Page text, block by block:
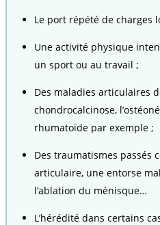
Le port répété de charges
Une activité physique
un sport ou au travail ;
Des maladies articulaires
chondrocalcinose,
rhumatoïde par exemple ;
Des traumatismes passés
articulaire, une entorse
l’ablation du ménisque…
L’hérédité dans certains